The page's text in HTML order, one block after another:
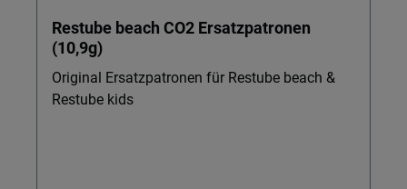
Restube beach CO2 Ersatzpatronen
(10,9g)
Original Ersatzpatronen für Restube beach &
Restube kids